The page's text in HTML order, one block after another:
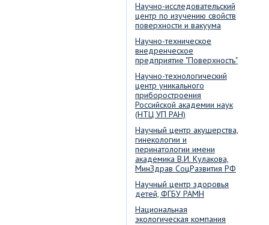
Научно-исследовательский
центр по изучению свойств
поверхности и вакуума
Научно-техническое
внедренческое
предприятие "Поверхность"
Научно-технологический
центр уникального
приборостроения
Российской академии наук
(НТЦ УП РАН)
Научный центр акушерства,
гинекологии и
перинатологии имени
академика В.И. Кулакова,
МинЗдрав СоцРазвития РФ
Научный центр здоровья
детей, ФГБУ РАМН
Национальная
экологическая компания